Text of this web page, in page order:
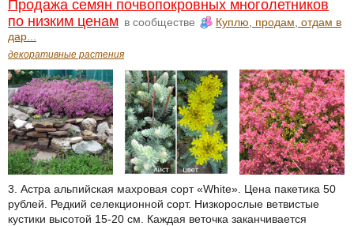
Продажа семян почвопокровных многолетников
по низким ценам в сообществе
Куплю, продам, отдам в
дар...
декоративные растения
3. Астра альпийская махровая сорт «White». Цена пакетика 50
рублей. Редкий селекционной сорт. Низкорослые ветвистые
кустики высотой 15-20 см. Каждая веточка заканчивается